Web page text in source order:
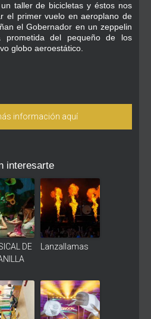
taller de bicicletas y éstos nos
el primer vuelo en aeroplano de
el Gobernador en un zeppelin
del pequeño de los
globo aeroestático.
información aquí
interesarte
DE
Lanzallamas